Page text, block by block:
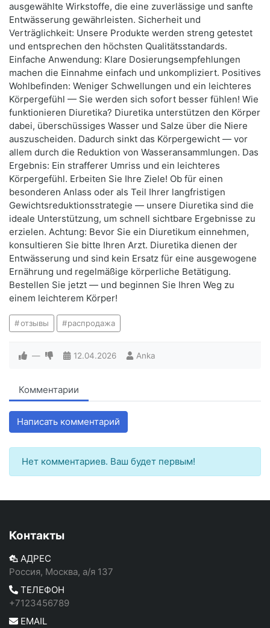
ausgewählte Wirkstoffe, die eine zuverlässige und sanfte
Entwässerung gewährleisten. Sicherheit und
Verträglichkeit: Unsere Produkte werden streng getestet
und entsprechen den höchsten Qualitätsstandards.
Einfache Anwendung: Klare Dosierungsempfehlungen
machen die Einnahme einfach und unkompliziert. Positives
Wohlbefinden: Weniger Schwellungen und ein leichteres
Körpergefühl — Sie werden sich sofort besser fühlen! Wie
funktionieren Diuretika? Diuretika unterstützen den Körper
dabei, überschüssiges Wasser und Salze über die Niere
auszuscheiden. Dadurch sinkt das Körpergewicht — vor
allem durch die Reduktion von Wasseransammlungen. Das
Ergebnis: Ein strafferer Umriss und ein leichteres
Körpergefühl. Erbeiten Sie Ihre Ziele! Ob für einen
besonderen Anlass oder als Teil Ihrer langfristigen
Gewichtsreduktionsstrategie — unsere Diuretika sind die
ideale Unterstützung, um schnell sichtbare Ergebnisse zu
erzielen. Achtung: Bevor Sie ein Diuretikum einnehmen,
konsultieren Sie bitte Ihren Arzt. Diuretika dienen der
Entwässerung und sind kein Ersatz für eine ausgewogene
Ernährung und regelmäßige körperliche Betätigung.
Bestellen Sie jetzt — und beginnen Sie Ihren Weg zu
einem leichterem Körper!
отзывы распродажа
— 12.04.2026 Anka
Комментарии
Написать комментарий
Нет комментариев. Ваш будет первым!
Контакты
АДРЕС
Россия, Москва, а/я 137
ТЕЛЕФОН
+7123456789
EMAIL